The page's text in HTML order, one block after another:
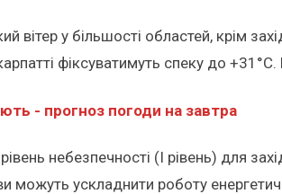
вітер у більшості областей, крім
фіксуватимуть спеку до
- прогноз погоди на завтра
небезпечності (I рівень) для
можуть ускладнити роботу